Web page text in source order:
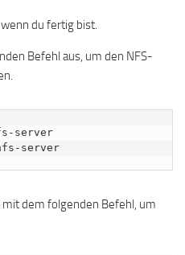
du fertig bist.
Befehl aus, um den NFS-
server
server
dem folgenden Befehl, um